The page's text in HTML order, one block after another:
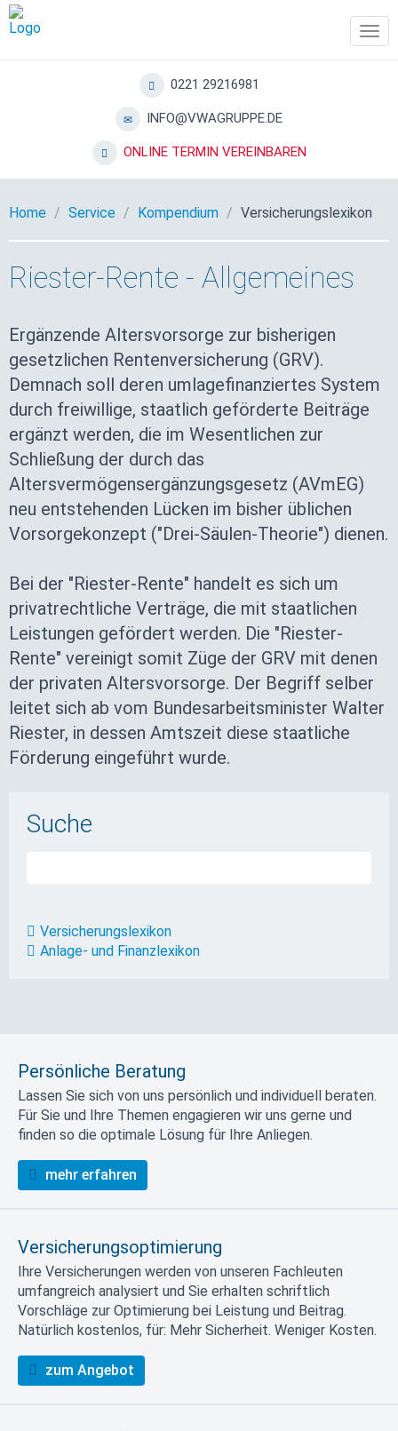
0221 29216981
INFO@VWAGRUPPE.DE
ONLINE TERMIN VEREINBAREN
Home Service Kompendium Versicherungslexikon
Riester-Rente - Allgemeines
Ergänzende Altersvorsorge zur bisherigen
gesetzlichen Rentenversicherung (GRV).
Demnach soll deren umlagefinanziertes System
durch freiwillige, staatlich geförderte Beiträge
ergänzt werden, die im Wesentlichen zur
Schließung der durch das
Altersvermögensergänzungsgesetz (AVmEG)
neu entstehenden Lücken im bisher üblichen
Vorsorgekonzept ("Drei-Säulen-Theorie") dienen.
Bei der "Riester-Rente" handelt es sich um
privatrechtliche Verträge, die mit staatlichen
Leistungen gefördert werden. Die "Riester-
Rente" vereinigt somit Züge der GRV mit denen
der privaten Altersvorsorge. Der Begriff selber
leitet sich ab vom Bundesarbeitsminister Walter
Riester, in dessen Amtszeit diese staatliche
Förderung eingeführt wurde.
Suche
Versicherungslexikon
Anlage- und Finanzlexikon
Persönliche Beratung
Lassen Sie sich von uns persönlich und individuell beraten.
Für Sie und Ihre Themen engagieren wir uns gerne und
finden so die optimale Lösung für Ihre Anliegen.
mehr erfahren
Versicherungsoptimierung
Ihre Versicherungen werden von unseren Fachleuten
umfangreich analysiert und Sie erhalten schriftlich
Vorschläge zur Optimierung bei Leistung und Beitrag.
Natürlich kostenlos, für: Mehr Sicherheit. Weniger Kosten.
zum Angebot